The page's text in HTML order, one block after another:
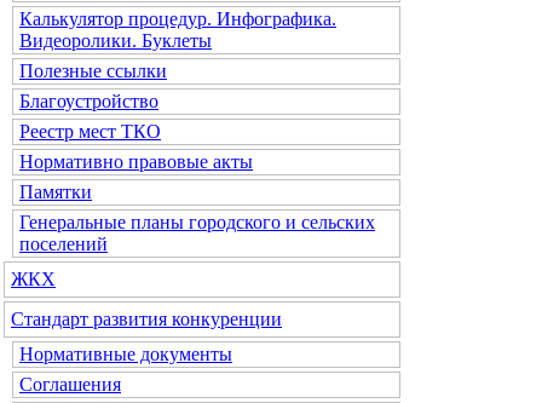
Калькулятор процедур. Инфографика.
Видеоролики. Буклеты
Полезные ссылки
Благоустройство
Реестр мест ТКО
Нормативно правовые акты
Памятки
Генеральные планы городского и сельских
поселений
ЖКХ
Стандарт развития конкуренции
Нормативные документы
Соглашения